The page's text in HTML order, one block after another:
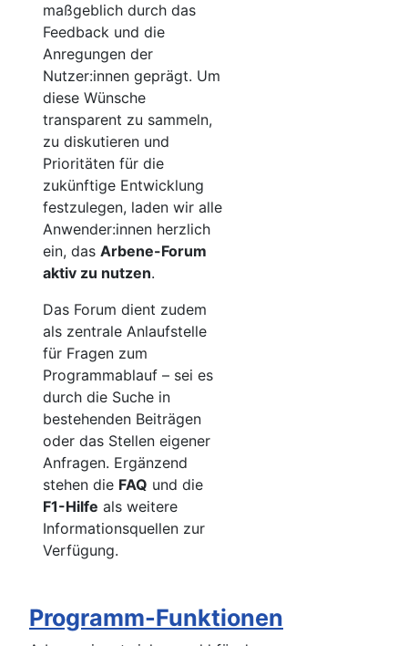
maßgeblich durch das
Feedback und die
Anregungen der
Nutzer:innen geprägt. Um
diese Wünsche
transparent zu sammeln,
zu diskutieren und
Prioritäten für die
zukünftige Entwicklung
festzulegen, laden wir alle
Anwender:innen herzlich
ein, das Arbene-Forum
aktiv zu nutzen.
Das Forum dient zudem
als zentrale Anlaufstelle
für Fragen zum
Programmablauf – sei es
durch die Suche in
bestehenden Beiträgen
oder das Stellen eigener
Anfragen. Ergänzend
stehen die FAQ und die
F1-Hilfe als weitere
Informationsquellen zur
Verfügung.
Programm-Funktionen